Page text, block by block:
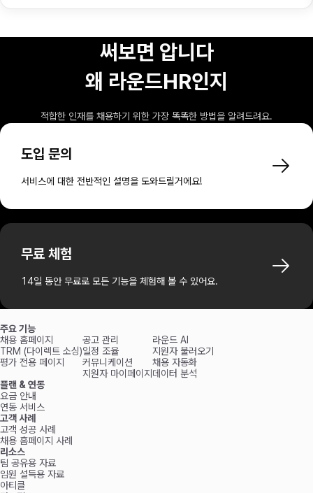
써보면 압니다
왜 라운드HR인지
적합한 인재를 채용하기 위한 가장 똑똑한 방법을 알려드려요.
도입 문의
서비스에 대한 전반적인 설명을 도와드릴거에요!
무료 체험
14일 동안 무료로 모든 기능을 체험해 볼 수 있어요.
주요 기능
채용 홈페이지
TRM (다이렉트 소싱)
평가 전용 페이지
공고 관리
일정 조율
커뮤니케이션
지원자 마이페이지
라운드 AI
지원자 불러오기
채용 자동화
데이터 분석
플랜 & 연동
요금 안내
연동 서비스
고객 사례
고객 성공 사례
채용 홈페이지 사례
리소스
팀 공유용 자료
임원 설득용 자료
아티클